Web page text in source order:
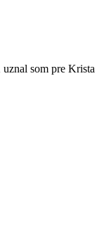
som pre Krista